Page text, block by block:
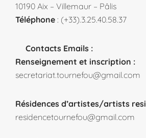
10190 Aix – Villemaur – Pâlis
Téléphone : (+33).3.25.40.58.37
Contacts Emails :
Renseignement et inscription :
secretariat.tournefou@gmail.com
Résidences d’artistes/artists
residencetournefou@gmail.com